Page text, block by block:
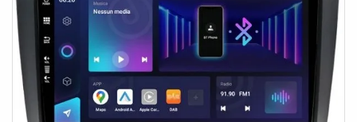
système d'exploitation Android 13 pour une interface
moderne et performante.Super Tuner DAB+ : Réception
de haute qualité pour une écoute sans
interférences.Démarrage ultra-rapide et fonctionnement
stable : Profitez d’une expérience fluide, même avec
plusieurs applications ouvertes.Mémoire interne de 64 Go :
Un espace généreux pour stocker toutes vos applications,